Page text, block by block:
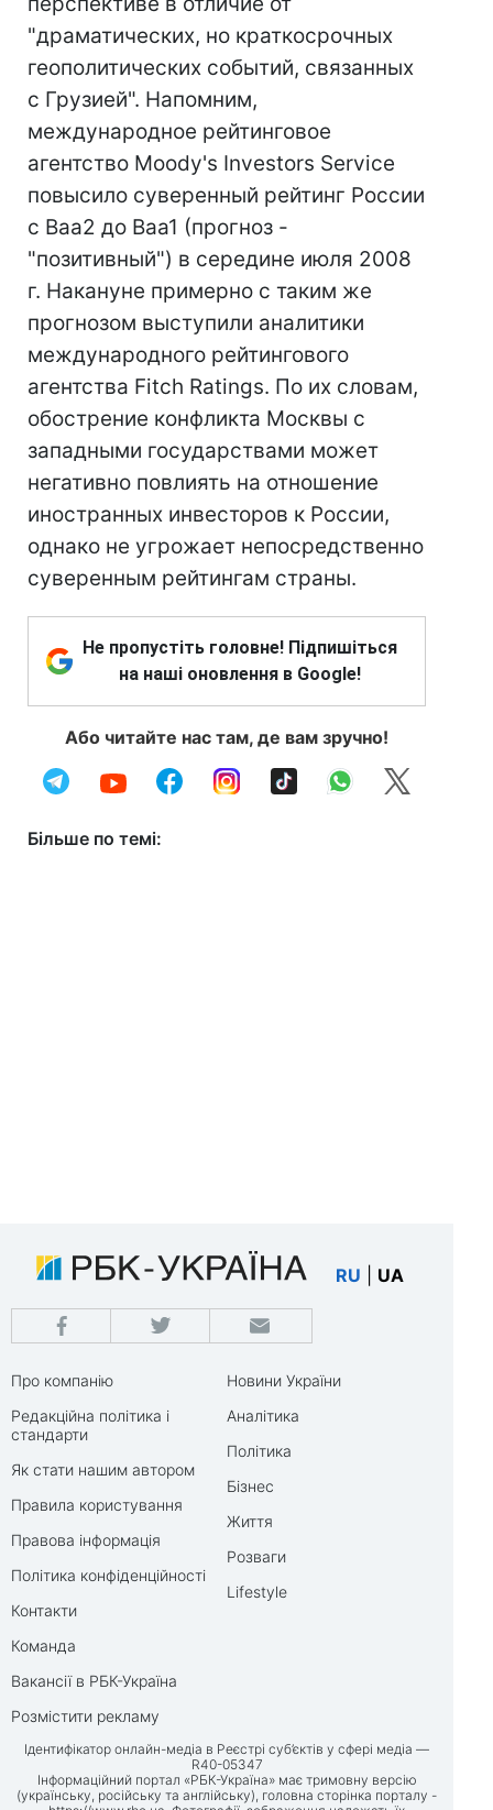
"драматических, но краткосрочных
геополитических событий, связанных
с Грузией". Напомним,
международное рейтинговое
агентство Moody's Investors Service
повысило суверенный рейтинг России
с Baa2 до Baa1 (прогноз -
"позитивный") в середине июля 2008
г. Накануне примерно с таким же
прогнозом выступили аналитики
международного рейтингового
агентства Fitch Ratings. По их словам,
обострение конфликта Москвы с
западными государствами может
негативно повлиять на отношение
иностранных инвесторов к России,
однако не угрожает непосредственно
суверенным рейтингам страны.
Не пропустіть головне! Підпишіться
на наші оновлення в Google!
Або читайте нас там, де вам зручно!
Більше по темі:
RU UA
Про компанію
Редакційна політика і
стандарти
Як стати нашим автором
Правила користування
Правова інформація
Політика конфіденційності
Контакти
Команда
Вакансії в РБК-Україна
Розмістити рекламу
Новини України
Аналітика
Політика
Бізнес
Життя
Розваги
Lifestyle
Ідентифікатор онлайн-медіа в Реєстрі суб’єктів у сфері медіа —
R40-05347
Інформаційний портал «РБК-Україна» має тримовну версію
(українську, російську та англійську), головна сторінка порталу -